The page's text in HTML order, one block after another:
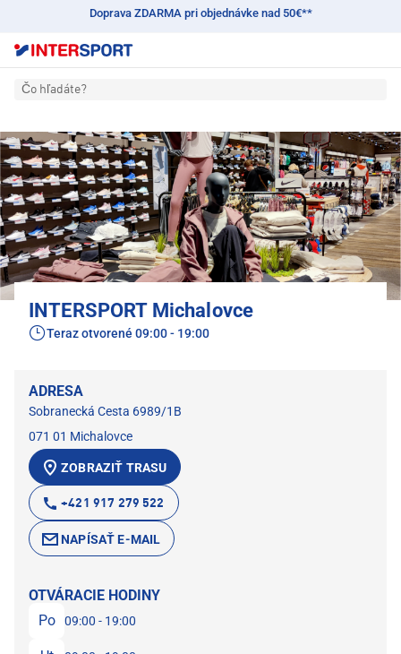
Doprava ZDARMA pri objednávke nad 50€**
Čo hľadáte?
INTERSPORT Michalovce
Teraz otvorené 09:00 - 19:00
ADRESA
Sobranecká Cesta 6989/1B
071 01 Michalovce
ZOBRAZIŤ TRASU
+421 917 279 522
NAPÍSAŤ E-MAIL
OTVÁRACIE HODINY
Po
09:00 - 19:00